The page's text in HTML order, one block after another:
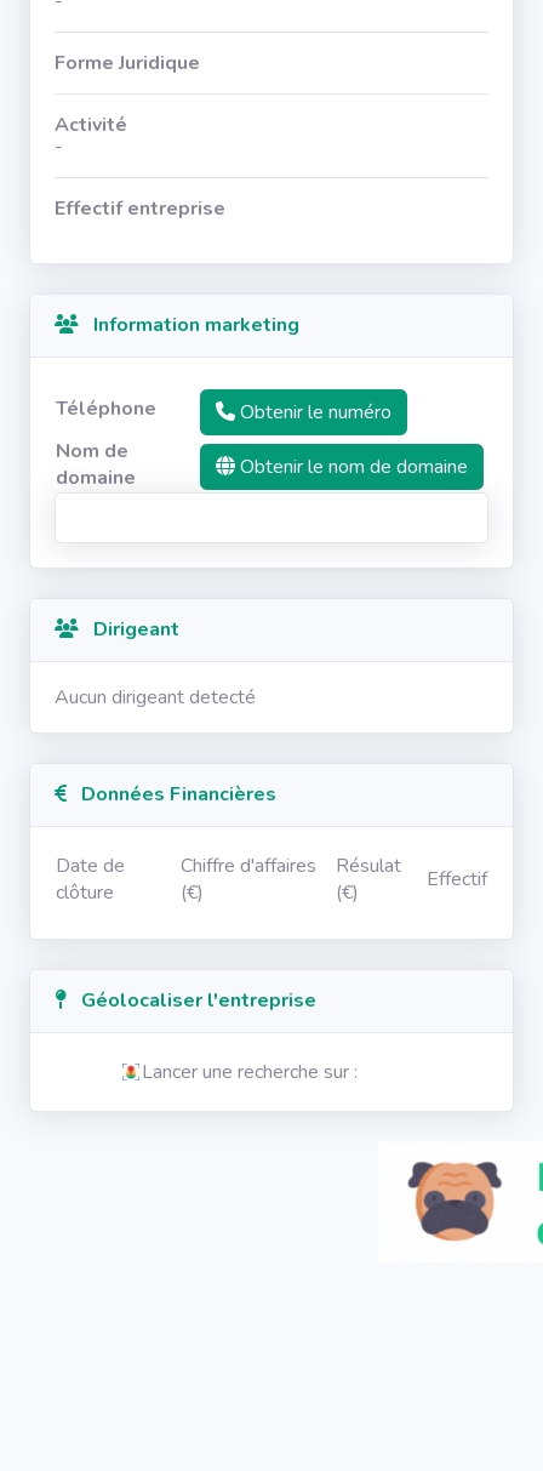
Forme Juridique
Activité
-
Effectif entreprise
Information marketing
Téléphone
Obtenir le numéro
Nom de
domaine
Obtenir le nom de domaine
Dirigeant
Aucun dirigeant detecté
Données Financières
Date de
clôture
Chiffre d'affaires
(€)
Résulat
(€)
Effectif
Géolocaliser l'entreprise
Lancer une recherche sur :